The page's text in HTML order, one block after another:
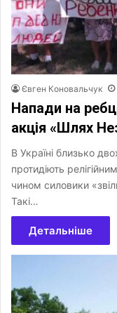
Євген Коновальчук
Напади на
акція «Шлях
В Україні близько
протидіють
чином силовики
Такі…
Детальніше